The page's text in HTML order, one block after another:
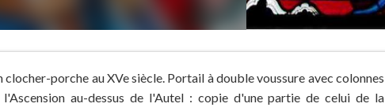
porche au XVe siècle. Portail à double voussure avec colonnes
au-dessus de l'Autel : copie d'une partie de celui de la